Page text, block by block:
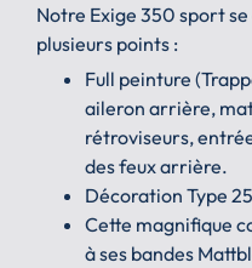
Notre Exige 350 sport
plusieurs points :
Full peinture
aileron arrière,
rétroviseurs,
des feux arrière.
Décoration Type
Cette magnifique
à ses bandes